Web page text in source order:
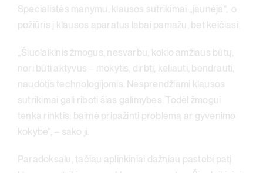
Specialistės manymu, klausos sutrikimai „jaunėja“, o
požiūris į klausos aparatus labai pamažu, bet keičiasi.
„Šiuolaikinis žmogus, nesvarbu, kokio amžiaus būtų,
nori būti aktyvus – mokytis, dirbti, keliauti, bendrauti,
naudotis technologijomis. Nesprendžiami klausos
sutrikimai gali riboti šias galimybes. Todėl žmogui
tenka rinktis: baimė pripažinti problemą ar gyvenimo
kokybė“, – sako ji.
Paradoksalu, tačiau aplinkiniai dažniau pastebi patį